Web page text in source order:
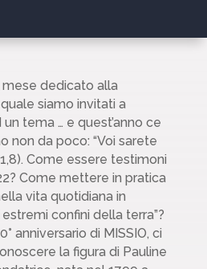
dedicato alla
siamo invitati a
tema … e quest’anno ce
non da poco: “Voi sarete
Come essere testimoni
Come mettere in pratica
vita quotidiana in
confini della terra”?
anniversario di MISSIO, ci
la figura di Pauline